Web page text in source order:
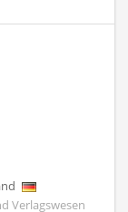
Verlagswesen